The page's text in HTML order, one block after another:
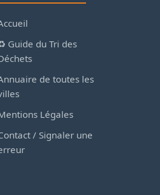
Guide du Tri des
de toutes les
Légales
/ Signaler une